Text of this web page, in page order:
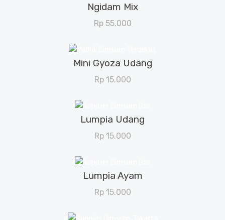
View Details
Ngidam Mix
Rp55.000
View Details
Mini Gyoza Udang
Rp15.000
View Details
Lumpia Udang
Rp15.000
View Details
Lumpia Ayam
Rp15.000